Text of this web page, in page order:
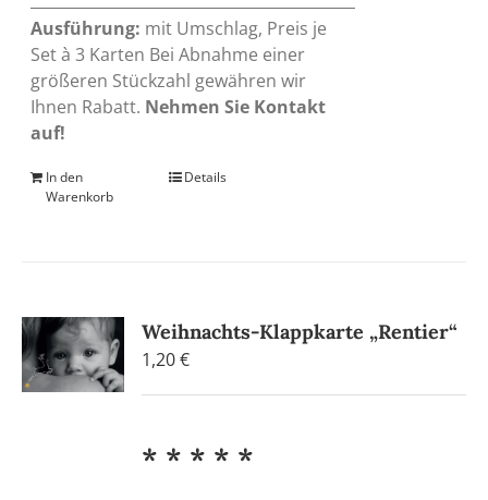
Ausführung: mit Umschlag, Preis je
Set à 3 Karten Bei Abnahme einer
größeren Stückzahl gewähren wir
Ihnen Rabatt. Nehmen Sie Kontakt
auf!
In den
Warenkorb
Details
Weihnachts-Klappkarte „Rentier“
1,20€
* * * * *